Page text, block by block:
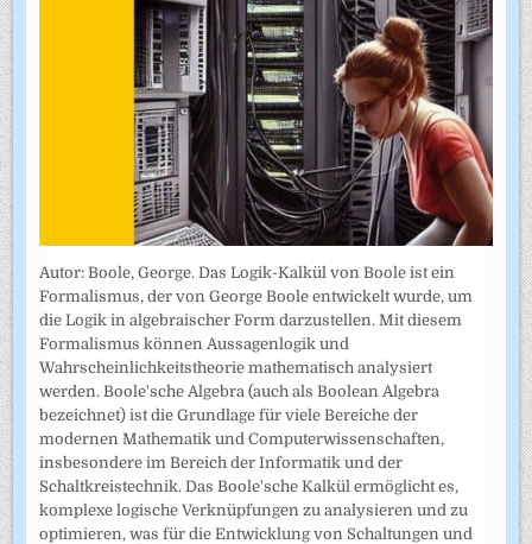
Autor: Boole, George. Das Logik-Kalkül von Boole ist ein
Formalismus, der von George Boole entwickelt wurde, um
die Logik in algebraischer Form darzustellen. Mit diesem
Formalismus können Aussagenlogik und
Wahrscheinlichkeitstheorie mathematisch analysiert
werden. Boole'sche Algebra (auch als Boolean Algebra
bezeichnet) ist die Grundlage für viele Bereiche der
modernen Mathematik und Computerwissenschaften,
insbesondere im Bereich der Informatik und der
Schaltkreistechnik. Das Boole'sche Kalkül ermöglicht es,
komplexe logische Verknüpfungen zu analysieren und zu
optimieren, was für die Entwicklung von Schaltungen und